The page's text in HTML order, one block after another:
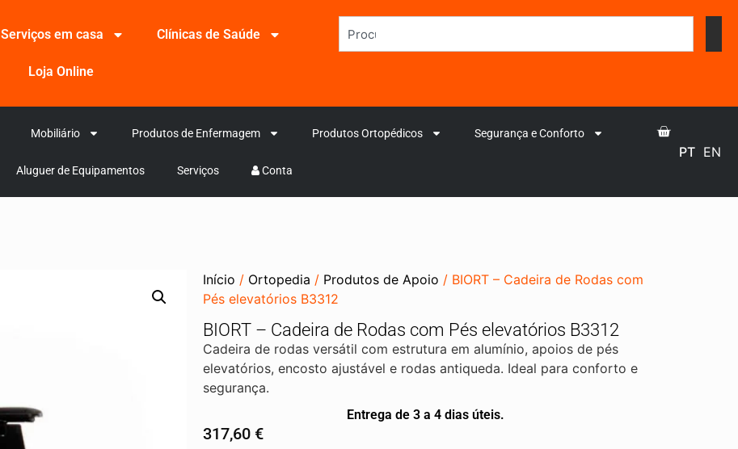
Serviços em casa Clínicas de Saúde
Loja Online
Mobiliário Produtos de Enfermagem Produtos Ortopédicos Segurança e Conforto
Aluguer de Equipamentos Serviços Conta
PT EN
Início / Ortopedia / Produtos de Apoio / BIORT – Cadeira de Rodas com
Pés elevatórios B3312
BIORT – Cadeira de Rodas com Pés elevatórios B3312
Cadeira de rodas versátil com estrutura em alumínio, apoios de pés
elevatórios, encosto ajustável e rodas antiqueda. Ideal para conforto e
segurança.
Entrega de 3 a 4 dias úteis.
317,60 €